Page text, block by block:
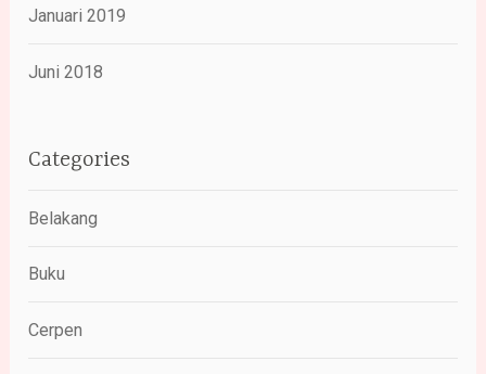
Januari 2019
Juni 2018
Categories
Belakang
Buku
Cerpen